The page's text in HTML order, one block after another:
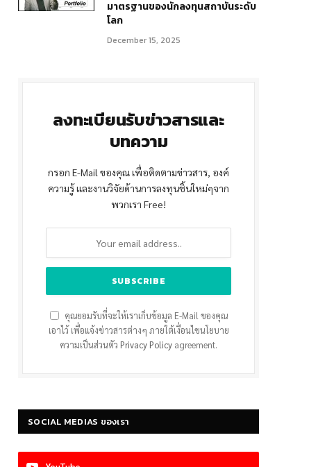
มาตรฐานของนักลงทุนสถาบันระดับ
โลก
December 15, 2025
ลงทะเบียนรับข่าวสารและ
บทความ
กรอก E-Mail ของคุณ เพื่อติดตามข่าวสาร, องค์
ความรู้ และงานวิจัยด้านการลงทุนชิ้นใหม่ๆจาก
พวกเรา Free!
คุณยอมรับที่จะให้เราเก็บข้อมูล E-Mail ของคุณ
เอาไว้ เพื่อแจ้งข่าวสารต่างๆ ภายใต้เงื่อนไขนโยบาย
ความเป็นส่วนตัว Privacy Policy agreement.
SOCIAL MEDIAS ของเรา